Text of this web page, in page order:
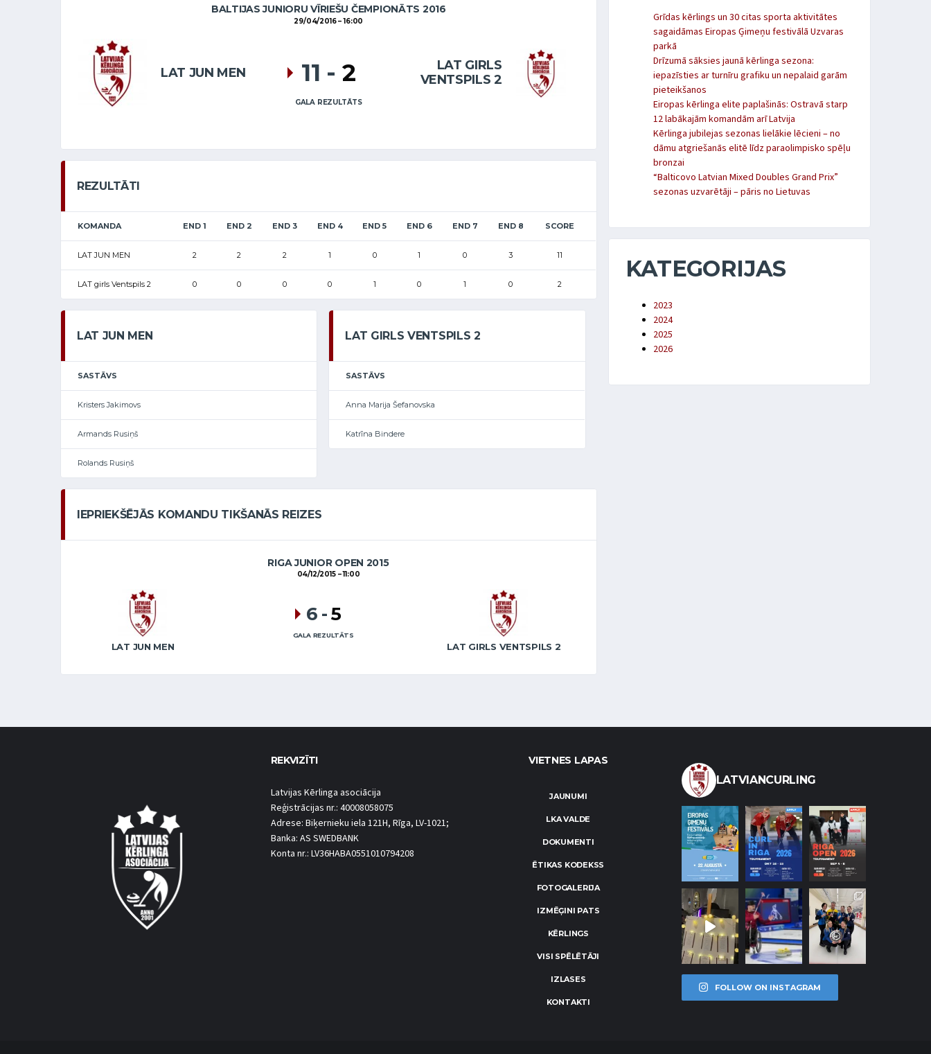
BALTIJAS JUNIORU VĪRIEŠU ČEMPIONĀTS 2016
29/04/2016 16:00
LAT JUN MEN
LAT GIRLS
VENTSPILS 2
11 - 2
GALA REZULTĀTS
REZULTĀTI
KOMANDA END 1 END 2 END 3 END 4 END 5 END 6 END 7 END 8 SCORE
LAT JUN MEN 2 2 2 1 0 1 0 3 11
LAT girls Ventspils 2 0 0 0 0 1 0 1 0 2
LAT JUN MEN
SASTĀVS
Kristers Jakimovs
Armands Rusiņš
Rolands Rusiņš
LAT GIRLS VENTSPILS 2
SASTĀVS
Anna Marija Šefanovska
Katrīna Bindere
IEPRIEKŠĒJĀS KOMANDU TIKŠANĀS REIZES
RIGA JUNIOR OPEN 2015
04/12/2015 11:00
LAT JUN MEN LAT GIRLS VENTSPILS 2
6 -5
GALA REZULTĀTS
Grīdas kērlings un 30 citas sporta aktivitātes
sagaidāmas Eiropas Ģimeņu festivālā Uzvaras
parkā
Drīzumā sāksies jaunā kērlinga sezona:
iepazīsties ar turnīru grafiku un nepalaid garām
pieteikšanos
Eiropas kērlinga elite paplašinās: Ostravā starp
12 labākajām komandām arī Latvija
Kērlinga jubilejas sezonas lielākie lēcieni – no
dāmu atgriešanās elitē līdz paraolimpisko spēļu
bronzai
“Balticovo Latvian Mixed Doubles Grand Prix”
sezonas uzvarētāji – pāris no Lietuvas
KATEGORIJAS
2023
2024
2025
2026
REKVIZĪTI
Latvijas Kērlinga asociācija
Reģistrācijas nr.: 40008058075
Adrese: Biķernieku iela 121H, Rīga, LV-1021;
Banka: AS SWEDBANK
Konta nr.: LV36HABA0551010794208
VIETNES LAPAS
JAUNUMI
LKA VALDE
DOKUMENTI
ĒTIKAS KODEKSS
FOTOGALERIJA
IZMĒĢINI PATS
KĒRLINGS
VISI SPĒLĒTĀJI
IZLASES
KONTAKTI
LATVIANCURLING
FOLLOW ON INSTAGRAM